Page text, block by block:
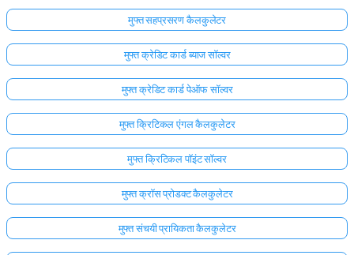
मुफ्त सहप्रसरण कैलकुलेटर
मुफ्त क्रेडिट कार्ड ब्याज सॉल्वर
मुफ्त क्रेडिट कार्ड पेऑफ सॉल्वर
मुफ्त क्रिटिकल एंगल कैलकुलेटर
मुफ्त क्रिटिकल पॉइंट सॉल्वर
मुफ्त क्रॉस प्रोडक्ट कैलकुलेटर
मुफ्त संचयी प्रायिकता कैलकुलेटर